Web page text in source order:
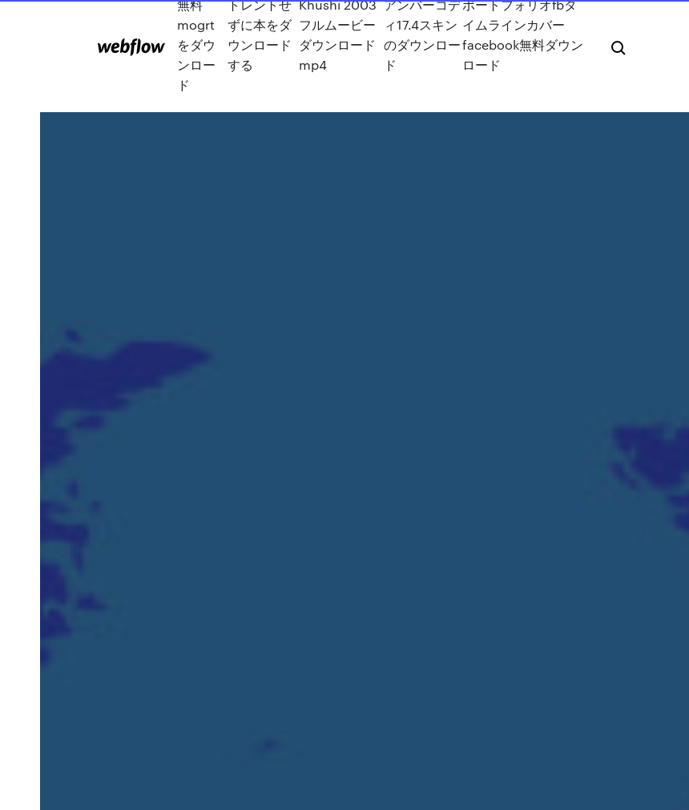
無料
mogrt
をダウ
ンロー
ド
トレントせ
ずに本をダ
ウンロード
する
Khushi 2003
フルムービー
ダウンロード
mp4
アンバーコデ
ィ17.4スキン
のダウンロー
ド
ポートフォリオfbタ
イムラインカバー
facebook無料ダウン
ロード